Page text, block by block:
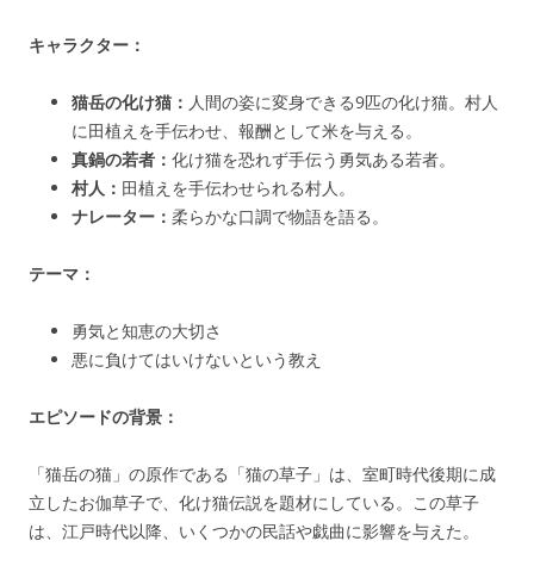
キャラクター：
猫岳の化け猫： 人間の姿に変身できる9匹の化け猫。村人
に田植えを手伝わせ、報酬として米を与える。
真鍋の若者： 化け猫を恐れず手伝う勇気ある若者。
村人： 田植えを手伝わせられる村人。
ナレーター： 柔らかな口調で物語を語る。
テーマ：
勇気と知恵の大切さ
悪に負けてはいけないという教え
エピソードの背景：
「猫岳の猫」の原作である「猫の草子」は、室町時代後期に成
立したお伽草子で、化け猫伝説を題材にしている。この草子
は、江戸時代以降、いくつかの民話や戯曲に影響を与えた。